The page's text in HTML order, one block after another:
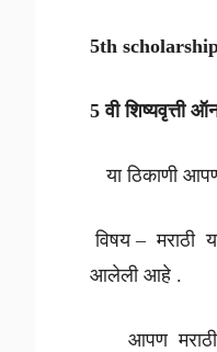
5th
5 वी शिष्यवृत्ती
या ठिकाणी
विषय – मराठी
आलेली आहे .
आपण मराठी